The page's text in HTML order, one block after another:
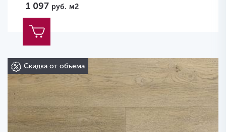
1 097 руб. м2
Скидка от объема